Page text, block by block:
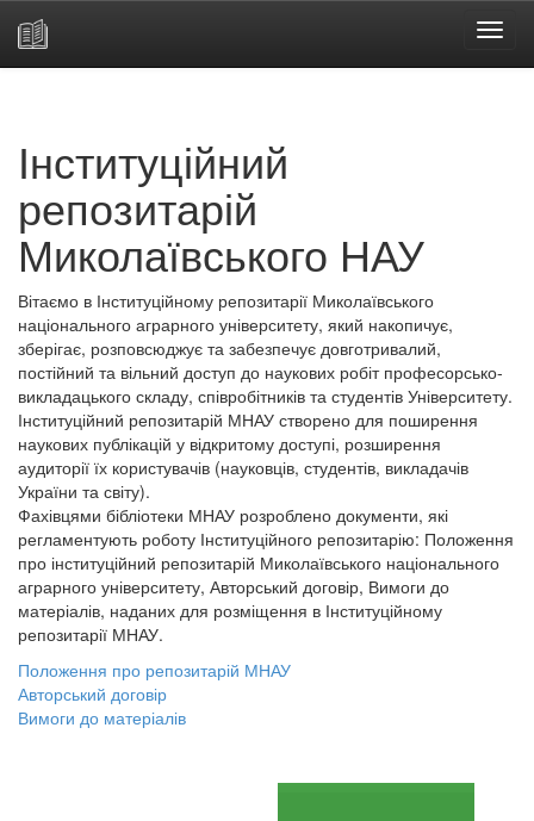
Інституційний
репозитарій
Миколаївського НАУ
Вітаємо в Інституційному репозитарії Миколаївського
національного аграрного університету, який накопичує,
зберігає, розповсюджує та забезпечує довготривалий,
постійний та вільний доступ до наукових робіт професорсько-
викладацького складу, співробітників та студентів Університету.
Інституційний репозитарій МНАУ створено для поширення
наукових публікацій у відкритому доступі, розширення
аудиторії їх користувачів (науковців, студентів, викладачів
України та світу).
Фахівцями бібліотеки МНАУ розроблено документи, які
регламентують роботу Інституційного репозитарію: Положення
про інституційний репозитарій Миколаївського національного
аграрного університету, Авторський договір, Вимоги до
матеріалів, наданих для розміщення в Інституційному
репозитарії МНАУ.
Положення про репозитарій МНАУ
Авторський договір
Вимоги до матеріалів